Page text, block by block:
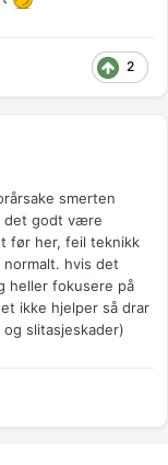
2
smerten
det godt være
før her, feil teknikk
hvis det
heller fokusere på
ikke hjelper så drar
slitasjeskader)